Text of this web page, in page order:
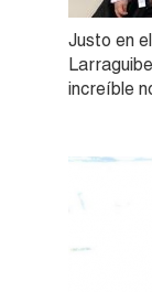
Justo en
increíble